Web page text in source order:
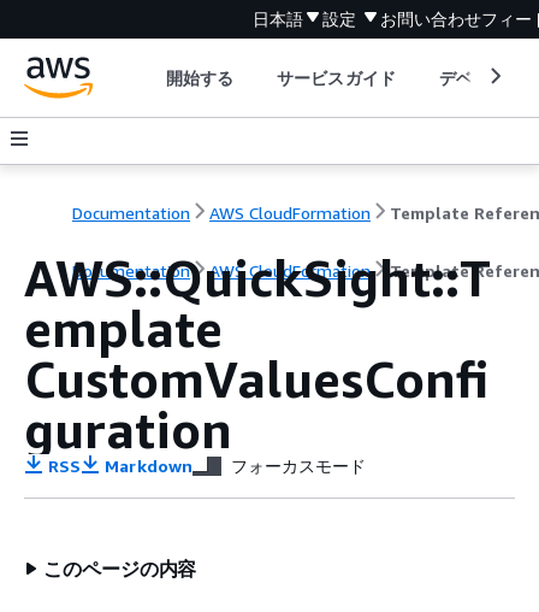
日本語 設定 お問い合わせフィー
開始する サービスガイド デベロッパ
Documentation AWS CloudFormation Template
Documentation AWS CloudFormation Template
AWS::QuickSight::T
emplate
CustomValuesConfi
guration
RSS Markdown フォーカスモード
このページの内容